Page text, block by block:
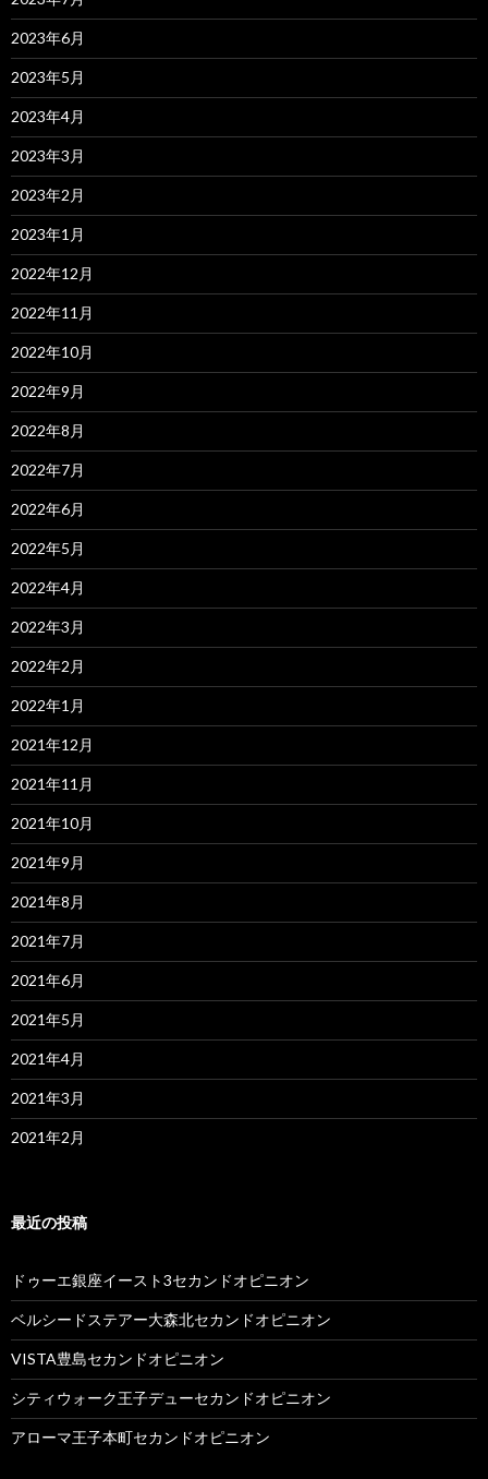
2023年6月
2023年5月
2023年4月
2023年3月
2023年2月
2023年1月
2022年12月
2022年11月
2022年10月
2022年9月
2022年8月
2022年7月
2022年6月
2022年5月
2022年4月
2022年3月
2022年2月
2022年1月
2021年12月
2021年11月
2021年10月
2021年9月
2021年8月
2021年7月
2021年6月
2021年5月
2021年4月
2021年3月
2021年2月
最近の投稿
ドゥーエ銀座イースト3セカンドオピニオン
ベルシードステアー大森北セカンドオピニオン
VISTA豊島セカンドオピニオン
シティウォーク王子デューセカンドオピニオン
アローマ王子本町セカンドオピニオン